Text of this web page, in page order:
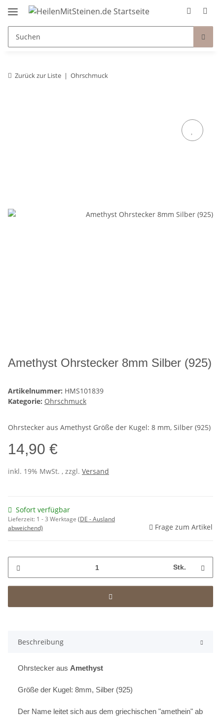
Zurück zur Liste Ohrschmuck
Amethyst Ohrstecker 8mm Silber (925)
Artikelnummer: HMS101839
Kategorie: Ohrschmuck
Ohrstecker aus Amethyst Größe der Kugel: 8 mm, Silber (925)
14,90 €
inkl. 19% MwSt. , zzgl. Versand
Sofort verfügbar
Lieferzeit: 1 - 3 Werktage (DE - Ausland
abweichend)
Frage zum Artikel
Stk.
Beschreibung
Ohrstecker aus Amethyst
Größe der Kugel: 8mm, Silber (925)
Der Name leitet sich aus dem griechischen "amethein" ab